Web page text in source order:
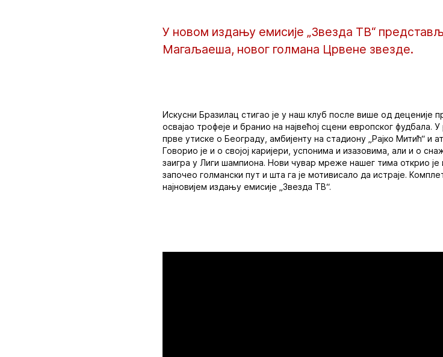
У новом издању емисије „Звезда ТВ“
Магаљаеша, новог голмана Црвене звезде.
Искусни Бразилац стигао је у наш клуб после више од деценије
освајао трофеје и бранио на највећој сцени европског фудбала.
прве утиске о Београду, амбијенту на стадиону „Рајко Митић“ и
Говорио је и о својој каријери, успонима и изазовима, али и о
заигра у Лиги шампиона. Нови чувар мреже нашег тима открио је
започео голмански пут и шта га је мотивисало да истраје.
најновијем издању емисије „Звезда ТВ“.